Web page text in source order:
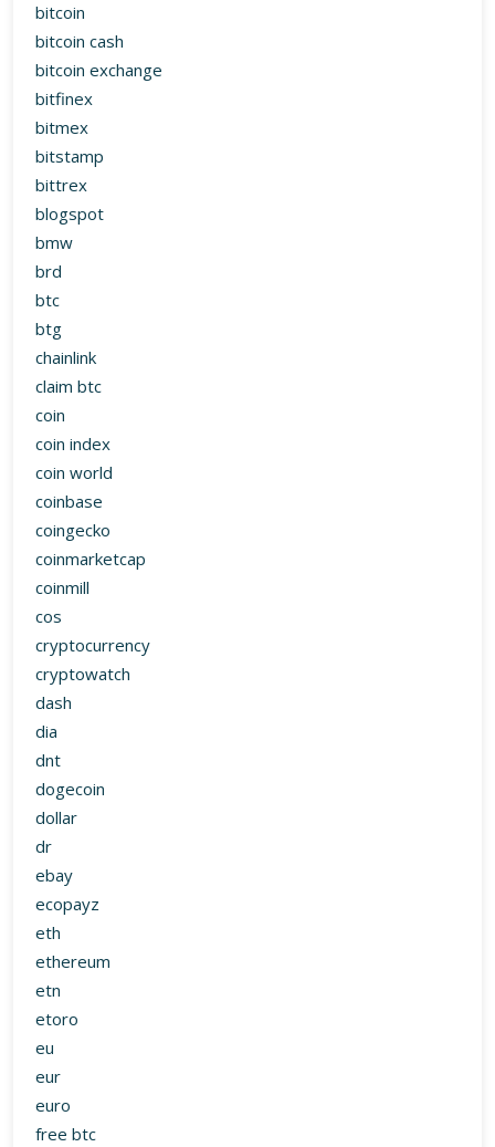
bitcoin
bitcoin cash
bitcoin exchange
bitfinex
bitmex
bitstamp
bittrex
blogspot
bmw
brd
btc
btg
chainlink
claim btc
coin
coin index
coin world
coinbase
coingecko
coinmarketcap
coinmill
cos
cryptocurrency
cryptowatch
dash
dia
dnt
dogecoin
dollar
dr
ebay
ecopayz
eth
ethereum
etn
etoro
eu
eur
euro
free btc